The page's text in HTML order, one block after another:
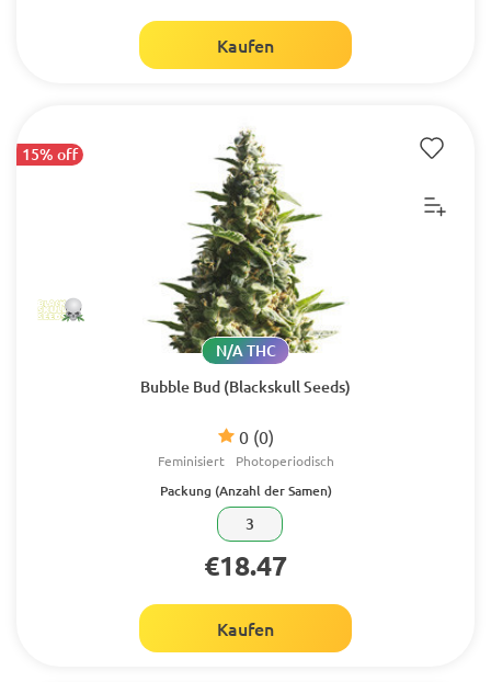
Kaufen
15% off
Bubble Bud (Blackskull Seeds)
0 (0)
N/A THC
Feminisiert Photoperiodisch
Packung (Anzahl der Samen)
3
€18.47
Kaufen